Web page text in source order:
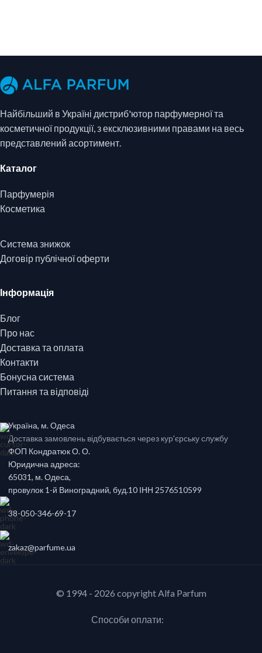
Найбільший в Україні дистриб'ютор парфумерної та
косметичної продукції, з ексклюзивними правами на весь
представлений асортимент.
Каталог
Парфумерія
Косметика
Система знижок
Договір публічної оферти
Інформація
Блог
Про нас
Доставка та оплата
Контакти
Бонусна система
Питання та відповіді
Україна, м. Одеса
Доставка замовлень відбувається через кур'єрську службу
ФОП Кондратюк О. О.
Юридична адреса:
65031, м. Одеса,
провулок 1-й Виноградний, буд.10 ІНН 2576510599
38-050-346-69-17
zakaz@parfume.ua
© 1994 - 2026 copyright Alfa Parfum
Способи оплати: